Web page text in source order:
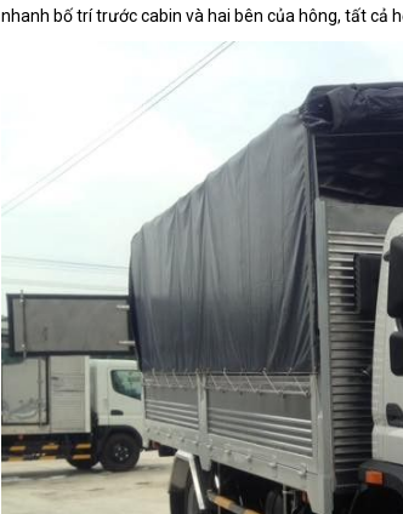
nhanh bố trí trước cabin và hai bên của hông, tất cả